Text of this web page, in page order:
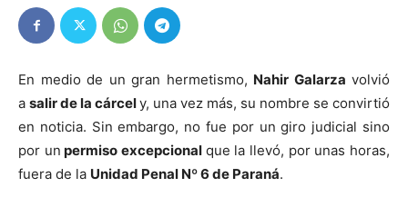
En medio de un gran hermetismo, Nahir Galarza volvió
a salir de la cárcely, una vez más, su nombre se convirtió
en noticia. Sin embargo, no fue por un giro judicial sino
por un permiso excepcional que la llevó, por unas horas,
fuera de la Unidad Penal Nº 6 de Paraná.